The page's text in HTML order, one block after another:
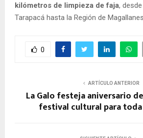
kilómetros de limpieza de faja,
Tarapacá hasta la Región de
0
ARTÍCULO ANTERIOR
La Galo festeja aniversario
festival cultural para